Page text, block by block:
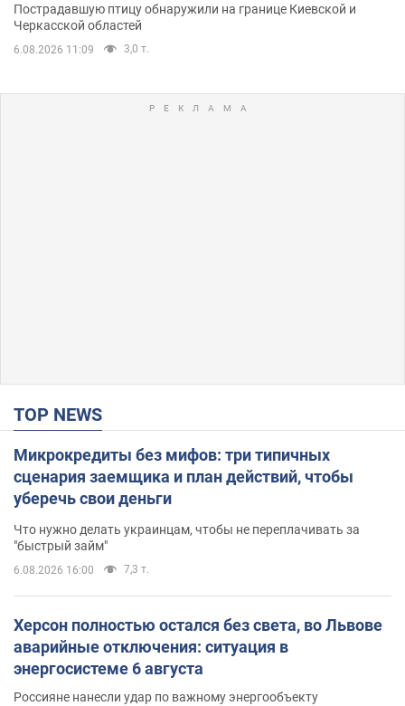
Пострадавшую птицу обнаружили на границе Киевской и
Черкасской областей
6.08.2026 11:09 3,0 т.
TOP NEWS
Микрокредиты без мифов: три типичных
сценария заемщика и план действий, чтобы
уберечь свои деньги
Что нужно делать украинцам, чтобы не переплачивать за
"быстрый займ"
6.08.2026 16:00 7,3 т.
Херсон полностью остался без света, во Львове
аварийные отключения: ситуация в
энергосистеме 6 августа
Россияне нанесли удар по важному энергообъекту